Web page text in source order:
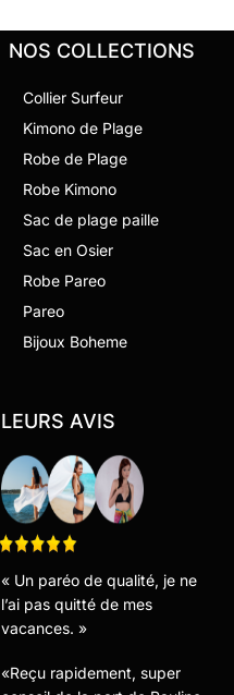
NOS COLLECTIONS
Collier Surfeur
Kimono de Plage
Robe de Plage
Robe Kimono
Sac de plage paille
Sac en Osier
Robe Pareo
Pareo
Bijoux Boheme
LEURS AVIS
« Un paréo de qualité, je ne
l’ai pas quitté de mes
vacances. »
«Reçu rapidement, super